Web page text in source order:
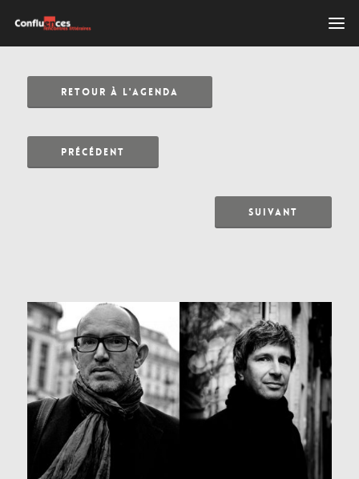
RETOUR À L'AGENDA
PRÉCÉDENT
SUIVANT